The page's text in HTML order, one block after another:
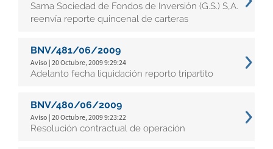
Sama Sociedad de Fondos de Inversión (G.S.) S,A.
reenvía reporte quincenal de carteras
BNV/481/06/2009
Aviso | 20 Octubre, 2009 9:29:24
Adelanto fecha liquidación reporto tripartito
BNV/480/06/2009
Aviso | 20 Octubre, 2009 9:23:22
Resolución contractual de operación